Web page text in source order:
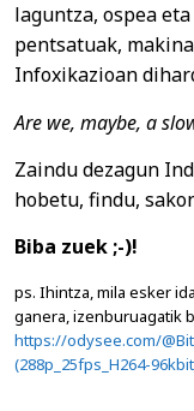
laguntza, ospea
pentsatuak,
Infoxikazioan
Are we, maybe, a
Zaindu dezagun
hobetu, findu,
Biba zuek ;-)!
ps. Ihintza, mila esker
ganera, izenburuagatik
https://odysee.com/
(288p_25fps_H264-